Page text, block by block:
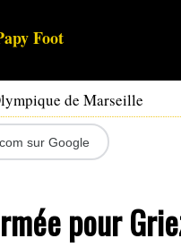
Foot
de Marseille
sur Google
pour